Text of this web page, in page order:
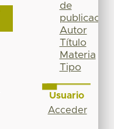
de
publicación
Autor
Título
Materia
Tipo
Usuario
Acceder